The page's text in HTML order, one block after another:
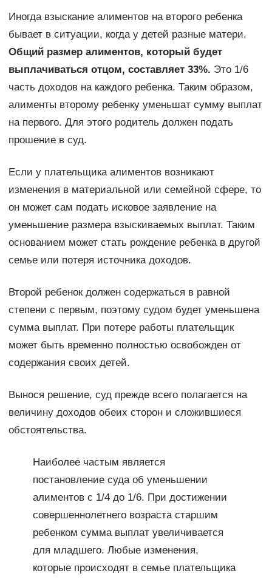
Иногда взыскание алиментов на второго ребенка
бывает в ситуации, когда у детей разные матери.
Общий размер алиментов, который будет
выплачиваться отцом, составляет 33%. Это 1/6
часть доходов на каждого ребенка. Таким образом,
алименты второму ребенку уменьшат сумму выплат
на первого. Для этого родитель должен подать
прошение в суд.
Если у плательщика алиментов возникают
изменения в материальной или семейной сфере, то
он может сам подать исковое заявление на
уменьшение размера взыскиваемых выплат. Таким
основанием может стать рождение ребенка в другой
семье или потеря источника доходов.
Второй ребенок должен содержаться в равной
степени с первым, поэтому судом будет уменьшена
сумма выплат. При потере работы плательщик
может быть временно полностью освобожден от
содержания своих детей.
Вынося решение, суд прежде всего полагается на
величину доходов обеих сторон и сложившиеся
обстоятельства.
Наиболее частым является
постановление суда об уменьшении
алиментов с 1/4 до 1/6. При достижении
совершеннолетнего возраста старшим
ребенком сумма выплат увеличивается
для младшего. Любые изменения,
которые происходят в семье плательщика